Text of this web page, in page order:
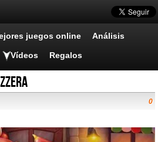
juegos online Análisis
Vídeos Regalos
0